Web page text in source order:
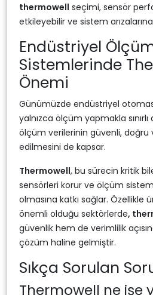
thermowell seçimi, sensör
etkileyebilir ve sistem
Endüstriyel
Sistemlerinde
Önemi
Günümüzde endüstriyel
yalnızca ölçüm yapmakla
ölçüm verilerinin güvenli, doğru
edilmesini de kapsar.
Thermowell, bu sürecin kritik
sensörleri korur ve ölçüm
olmasına katkı sağlar. Özellikle
önemli olduğu sektörlerde,
güvenlik hem de verimlilik
çözüm haline gelmiştir.
Sıkça Sorulan
Thermowell ne işe